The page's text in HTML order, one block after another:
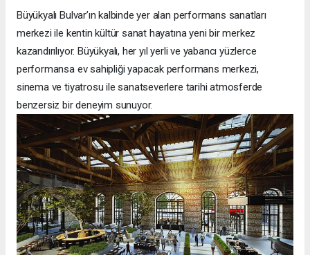
Büyükyalı Bulvar’ın kalbinde yer alan performans sanatları
merkezi ile kentin kültür sanat hayatına yeni bir merkez
kazandırılıyor. Büyükyalı, her yıl yerli ve yabancı yüzlerce
performansa ev sahipliği yapacak performans merkezi,
sinema ve tiyatrosu ile sanatseverlere tarihi atmosferde
benzersiz bir deneyim sunuyor.